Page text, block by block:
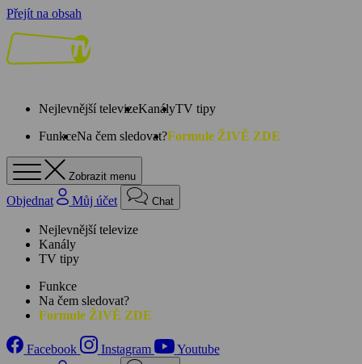
Přejít na obsah
Nejlevnější televizeKanályTV tipy
FunkceNa čem sledovat?Formule ŽIVĚ ZDE
Zobrazit menu
Objednat Můj účet Chat
Nejlevnější televize
Kanály
TV tipy
Funkce
Na čem sledovat?
Formule ŽIVĚ ZDE
Facebook Instagram
Youtube